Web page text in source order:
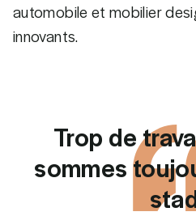
automobile et mobilier
innovants.
Trop de
sommes